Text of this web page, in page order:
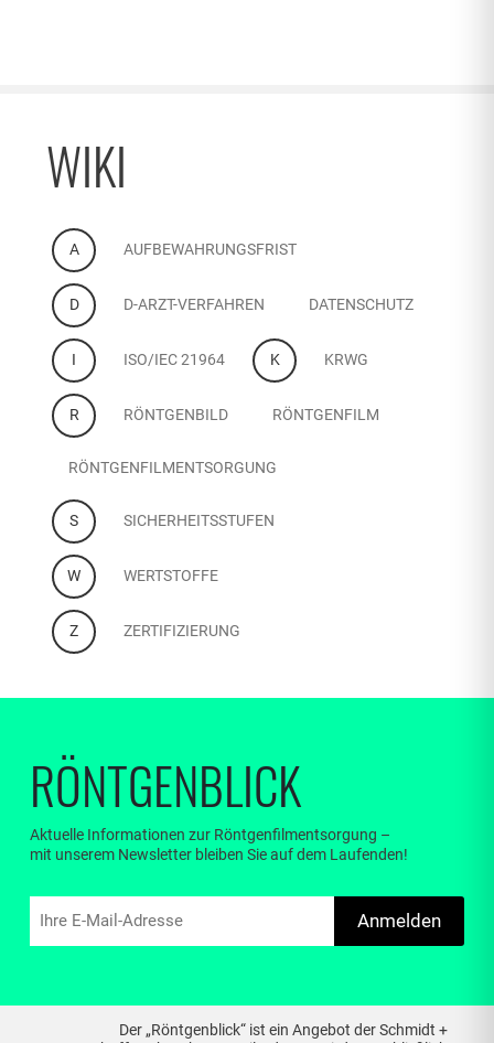
WIKI
A AUFBEWAHRUNGSFRIST
D D-ARZT-VERFAHREN DATENSCHUTZ
I ISO/IEC 21964 K KRWG
R RÖNTGENBILD RÖNTGENFILM
RÖNTGENFILMENTSORGUNG
S SICHERHEITSSTUFEN
W WERTSTOFFE
Z ZERTIFIZIERUNG
RÖNTGENBLICK
Aktuelle Informationen zur Röntgenfilmentsorgung –
mit unserem Newsletter bleiben Sie auf dem Laufenden!
Anmelden
Der „Röntgenblick“ ist ein Angebot der Schmidt +